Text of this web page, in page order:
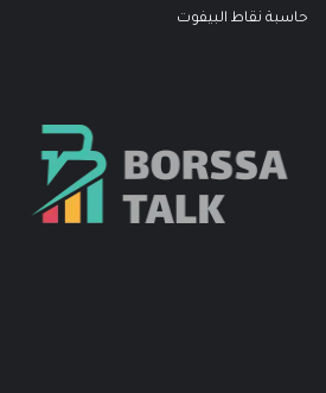
حاسبة نقاط البيفوت